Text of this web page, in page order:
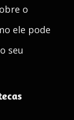
o
ele pode
seu